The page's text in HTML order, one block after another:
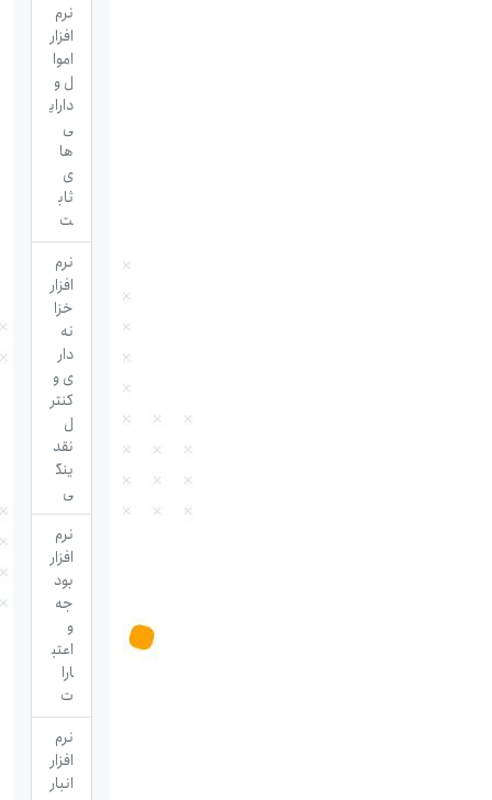
نرم
افزار
اموا
ل و
دارای
ی
ها
ی
ثاب
ت
نرم
افزار
خزا
نه
دار
ی و
کنتر
نقد
ینگ
ی
نرم
افزار
بود
جه
اعتب
ارا
ت
نرم
افزار
انبار